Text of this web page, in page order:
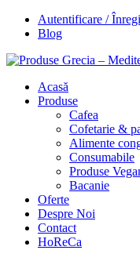
Autentificare /
Blog
Acasă
Produse
Cafea
Cofetarie &
Alimente
Consumabile
Produse
Bacanie
Oferte
Despre Noi
Contact
HoReCa